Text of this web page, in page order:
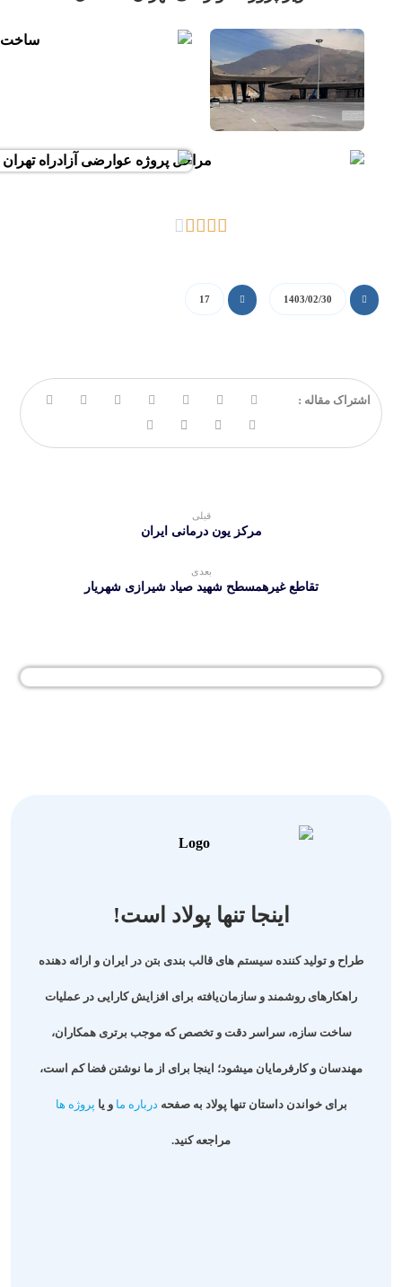
1403/02/30
17
قبلی
مرکز یون درمانی ایران
بعدی
تقاطع غیرهمسطح شهید صیاد شیرازی شهریار
اینجا تنها پولاد است!
طراح و تولید کننده سیستم های قالب بندی بتن در ایران و ارائه دهنده
راهکارهای روشمند و سازمان‌یافته برای افزایش کارایی در عملیات
ساخت سازه، سراسر دقت و تخصص که موجب برتری همکاران،
مهندسان و کارفرمایان میشود؛ اینجا برای از ما نوشتن فضا کم است،
برای خواندن داستان تنها پولاد به صفحه درباره ما و یا پروژه ها
مراجعه کنید.